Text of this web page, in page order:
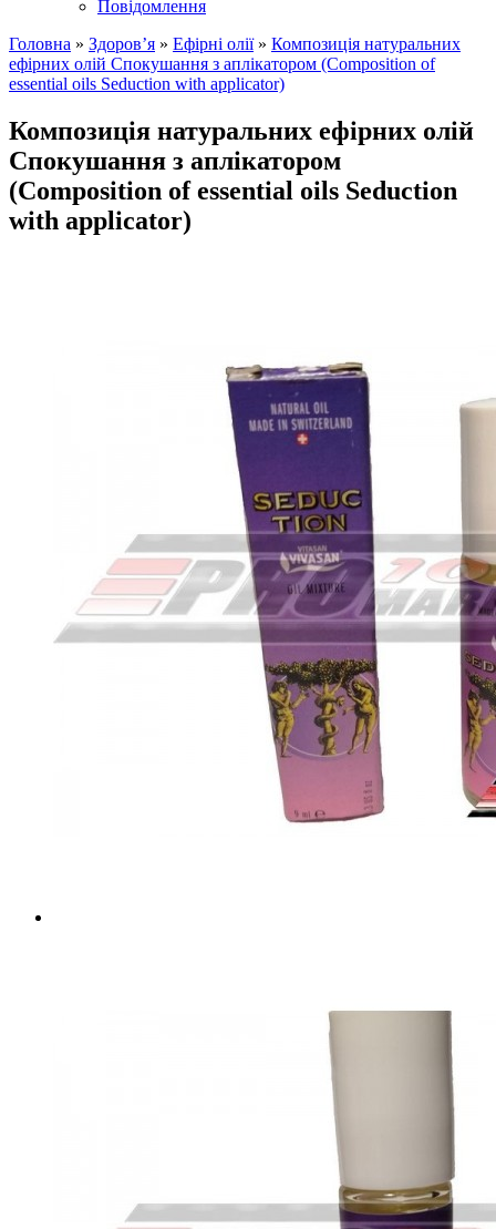
Повідомлення
Головна » Здоров’я » Ефірні олії» Композиція натуральних
ефірних олій Спокушання з аплікатором (Composition of
essential oils Seduction with applicator)
Композиція натуральних ефірних олій
Спокушання з аплікатором
(Composition of essential oils Seduction
with applicator)